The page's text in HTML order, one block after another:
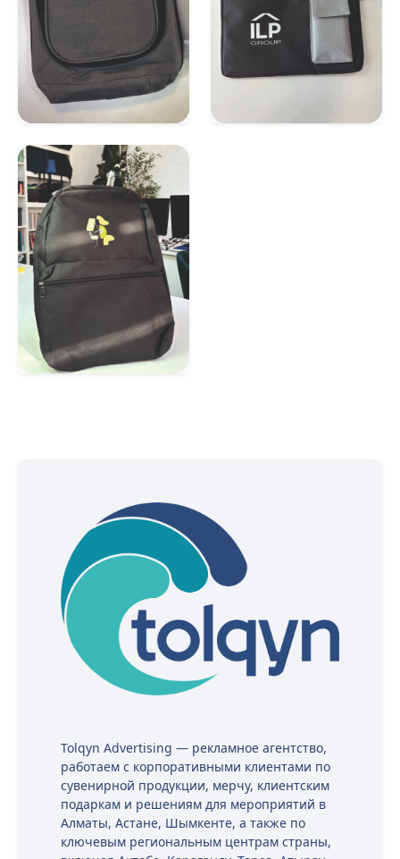
Tolqyn Advertising — рекламное агентство,
работаем с корпоративными клиентами по
сувенирной продукции, мерчу, клиентским
подаркам и решениям для мероприятий в
Алматы, Астане, Шымкенте, а также по
ключевым региональным центрам страны,